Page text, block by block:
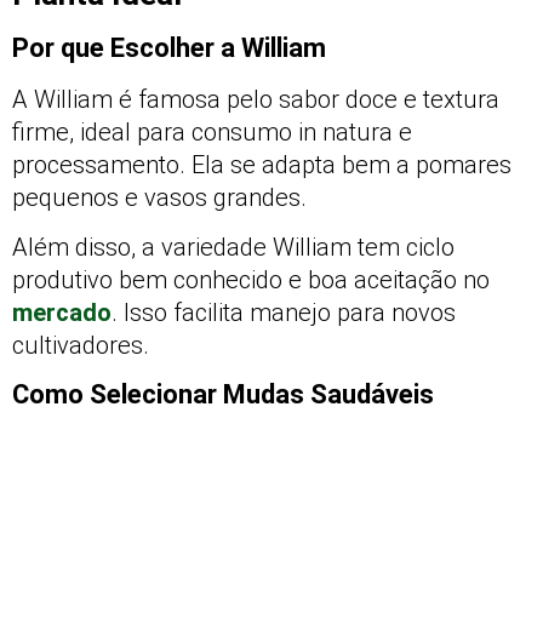
Por que Escolher a William
A William é famosa pelo sabor doce e textura
firme, ideal para consumo in natura e
processamento. Ela se adapta bem a pomares
pequenos e vasos grandes.
Além disso, a variedade William tem ciclo
produtivo bem conhecido e boa aceitação no
mercado. Isso facilita manejo para novos
cultivadores.
Como Selecionar Mudas Saudáveis